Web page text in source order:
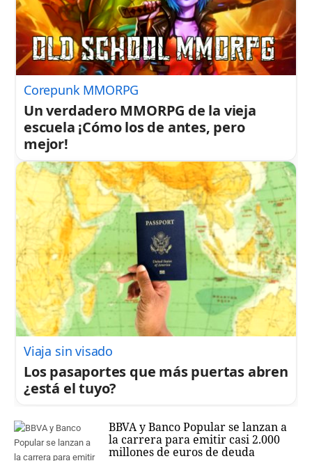
Corepunk MMORPG
Un verdadero MMORPG de la vieja
escuela ¡Cómo los de antes, pero
mejor!
Viaja sin visado
Los pasaportes que más puertas abren
¿está el tuyo?
BBVA y Banco Popular se lanzan a
la carrera para emitir casi 2.000
millones de euros de deuda